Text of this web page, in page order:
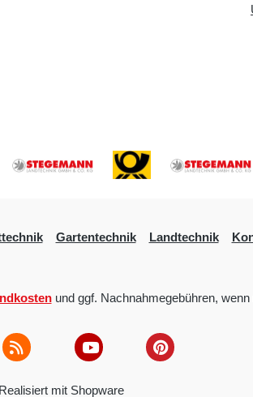
Gartentechnik Landtechnik
und ggf. Nachnahmegebühren, wenn
mit Shopware